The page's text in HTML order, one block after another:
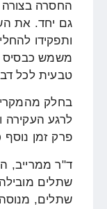
החסרה בצורה
גם יחד. את
ותפקידו
משמש כבסיס
טבעית לכל
בחלק
לרגע העקירה
פרק זמן נוסף
ד"ר ממרייב,
שתלים
שתלים,